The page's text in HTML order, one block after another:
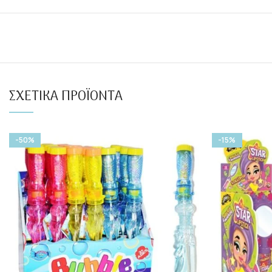
ΣΧΕΤΙΚΆ ΠΡΟΪΌΝΤΑ
-50% -15%